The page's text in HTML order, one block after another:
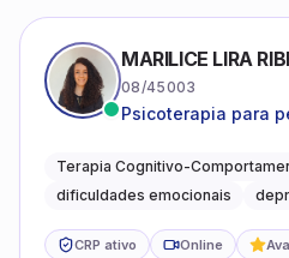
MARILICE LIRA
08/45003
Psicoterapia para
dificuldades do dia
Terapia Cognitivo-
dificuldades emocionais
CRP ativo Online